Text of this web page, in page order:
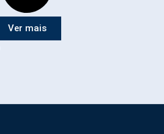
Ver mais